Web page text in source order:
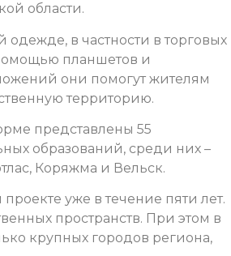
области.
в частности в торговых
планшетов и
они помогут жителям
территорию.
представлены 55
образований, среди них –
Коряжма и Вельск.
уже в течение пяти лет.
пространств. При этом в
крупных городов региона,